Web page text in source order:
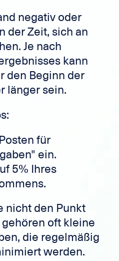
negativ oder
der Zeit, sich an
Je nach
kann
den Beginn der
länger sein.
für
ein.
5% Ihres
nicht den Punkt
oft kleine
die regelmäßig
werden.